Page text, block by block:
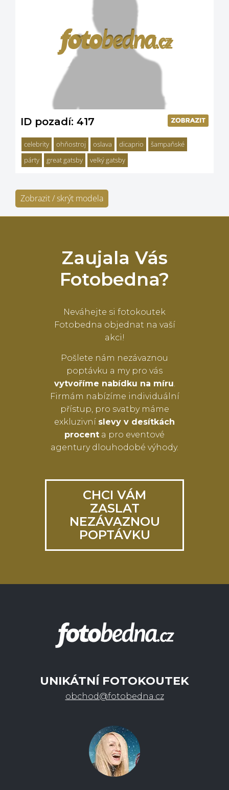
ID pozadí: 417
celebrity ohňostroj oslava dicaprio
šampaňské
párty
great gatsby velký gatsby
Zobrazit / skrýt modela
Zaujala Vás
Fotobedna?
Neváhejte si fotokoutek
Fotobedna objednat na vaší
akci!
Pošlete nám nezávaznou
poptávku a my pro vás
vytvoříme nabídku na míru.
Firmám nabízíme individuální
přístup, pro svatby máme
exkluzivní slevy v desítkách
procent a pro eventové
agentury dlouhodobé výhody.
CHCI VÁM
ZASLAT
NEZÁVAZNOU
POPTÁVKU
UNIKÁTNÍ FOTOKOUTEK
obchod@fotobedna.cz